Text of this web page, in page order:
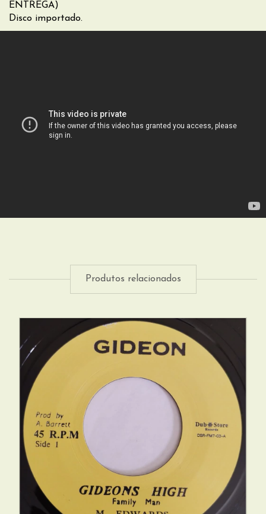
ENTREGA)
Disco importado.
Produtos relacionados